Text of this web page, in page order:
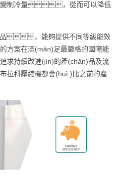
變制冷量，從而可以降低
品，能夠提供不同等級能效
案在滿(mǎn)足最嚴格的國際能
持續改進(jìn)的產(chǎn)品及流
科壓縮機都會(huì )比之前的產